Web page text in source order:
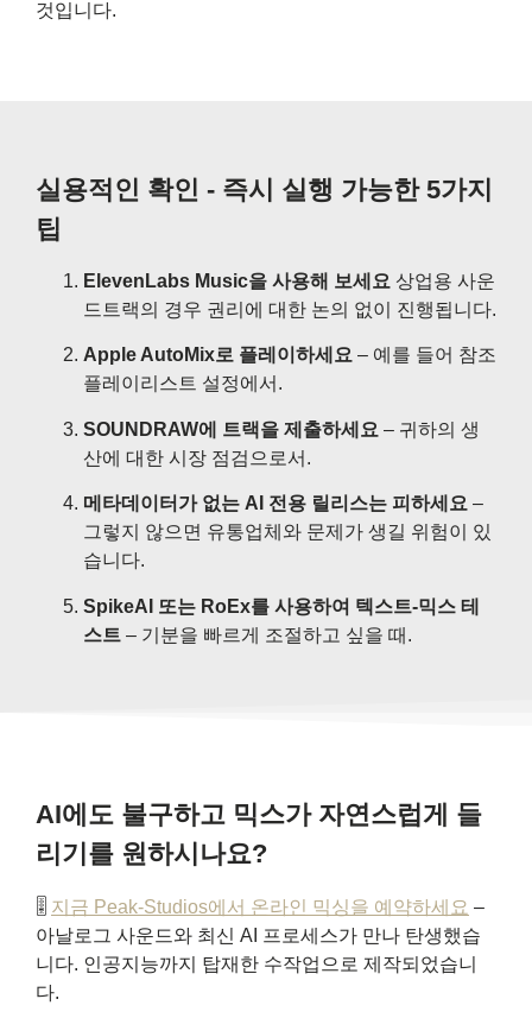
것입니다.
실용적인 확인 - 즉시 실행 가능한 5가지
팁
ElevenLabs Music을 사용해 보세요 상업용 사운
드트랙의 경우 권리에 대한 논의 없이 진행됩니다.
Apple AutoMix로 플레이하세요 – 예를 들어 참조
플레이리스트 설정에서.
SOUNDRAW에 트랙을 제출하세요 – 귀하의 생
산에 대한 시장 점검으로서.
메타데이터가 없는 AI 전용 릴리스는 피하세요 –
그렇지 않으면 유통업체와 문제가 생길 위험이 있
습니다.
SpikeAI 또는 RoEx를 사용하여 텍스트-믹스 테
스트 – 기분을 빠르게 조절하고 싶을 때.
AI에도 불구하고 믹스가 자연스럽게 들
리기를 원하시나요?
🎚️ 지금 Peak-Studios에서 온라인 믹싱을 예약하세요 –
아날로그 사운드와 최신 AI 프로세스가 만나 탄생했습
니다. 인공지능까지 탑재한 수작업으로 제작되었습니
다.